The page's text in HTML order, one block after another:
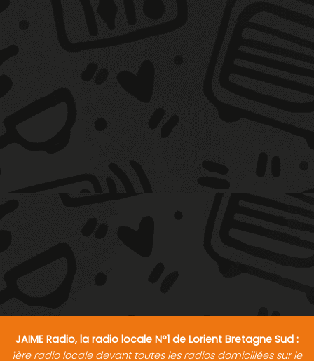
JAIME Radio, la radio locale N°1 de Lorient Bretagne Sud :
1ère radio locale devant toutes les radios domiciliées sur le